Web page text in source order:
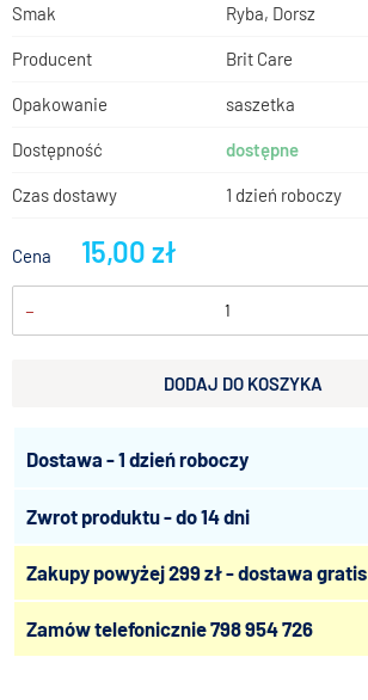
Smak Ryba, Dorsz
Producent Brit Care
Opakowanie saszetka
Dostępność dostępne
Czas dostawy 1 dzień roboczy
Cena 15,00 zł
-
DODAJ DO KOSZYKA
Dostawa - 1 dzień roboczy
Zwrot produktu - do 14 dni
Zakupy powyżej 299 zł - dostawa gratis
Zamów telefonicznie798 954 726